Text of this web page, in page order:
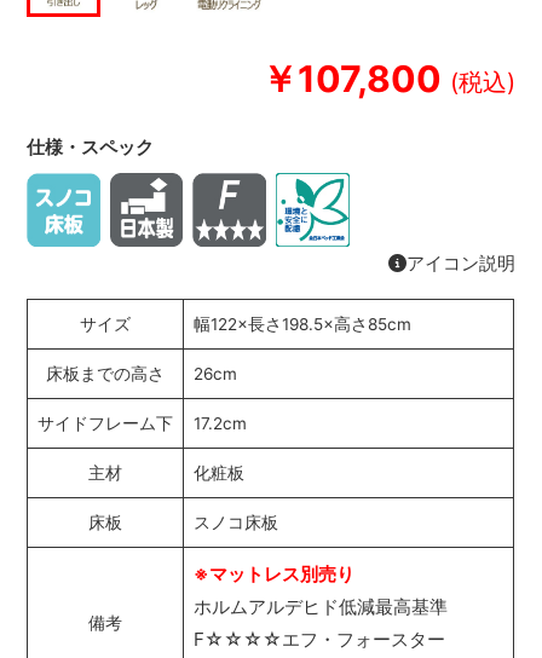
￥107,800
仕様・スペック
アイコン説明
サイズ 幅122×長さ198.5×高さ85cm
床板までの高さ 26cm
サイドフレーム下 17.2cm
主材 化粧板
床板 スノコ床板
備考
※マットレス別売り
ホルムアルデヒド低減最高基準
F☆☆☆☆エフ・フォースター